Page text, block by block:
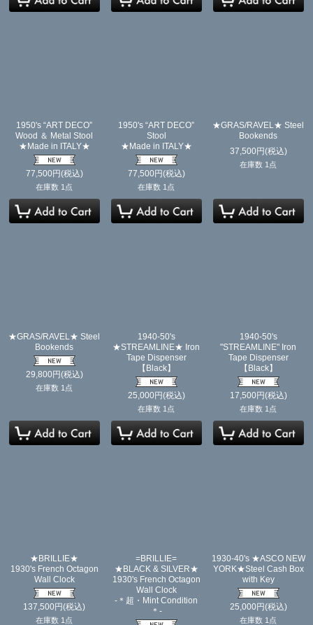
1950's “ART DECO”
Wood ＆ Metal Stool
★Made in ITALY★
77,500円(税込)
在庫数 1点
1950's “ART DECO”
Stool
★Made in ITALY★
77,500円(税込)
在庫数 1点
★GRAS/RAVEL★ Steel
Bookends
37,500円(税込)
在庫数 1点
★GRAS/RAVEL★ Steel
Bookends
29,800円(税込)
在庫数 1点
1940-50's
★STREAMLINE★ Iron
Tape Dispenser
【Black】
25,000円(税込)
在庫数 1点
1940-50's
"STREAMLINE" Iron
Tape Dispenser
【Black】
17,500円(税込)
在庫数 1点
★BRILLIE★
1930's French Octagon
Wall Clock
137,500円(税込)
在庫数 1点
=BRILLIE=
★BLACK & SILVER★
1930's French Octagon
Wall Clock
-＊超・Mint Condition
＊-
1930-40's ★ASCO NEW
YORK★Steel Cash Box
with Key
25,000円(税込)
在庫数 1点